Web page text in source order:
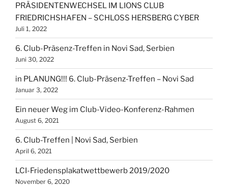
PRÄSIDENTENWECHSEL IM LIONS CLUB
FRIEDRICHSHAFEN – SCHLOSS HERSBERG CYBER
Juli 1, 2022
6. Club-Präsenz-Treffen in Novi Sad, Serbien
Juni 30, 2022
in PLANUNG!!! 6. Club-Präsenz-Treffen – Novi Sad
Januar 3, 2022
Ein neuer Weg im Club-Video-Konferenz-Rahmen
August 6, 2021
6. Club-Treffen | Novi Sad, Serbien
April 6, 2021
LCI-Friedensplakatwettbewerb 2019/2020
November 6, 2020